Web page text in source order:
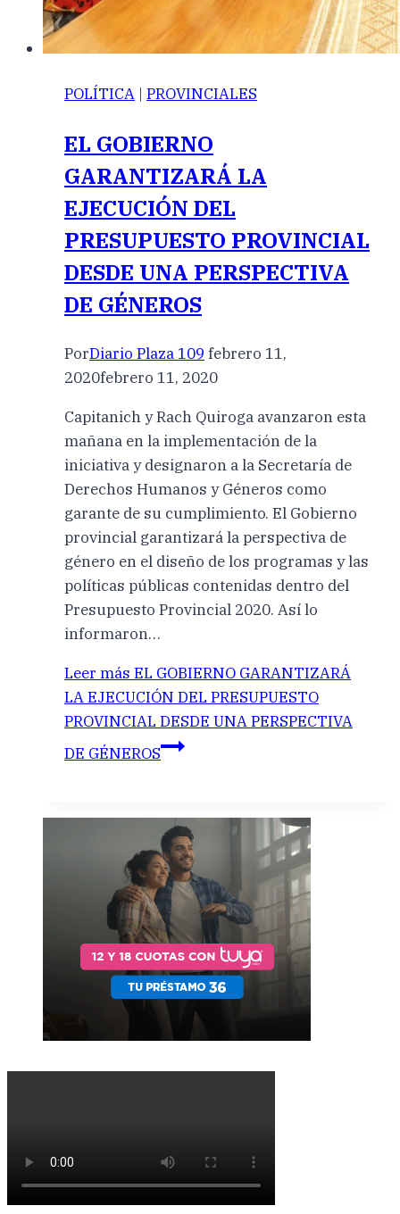
POLÍTICA | PROVINCIALES
EL GOBIERNO
GARANTIZARÁ LA
EJECUCIÓN DEL
PRESUPUESTO PROVINCIAL
DESDE UNA PERSPECTIVA
DE GÉNEROS
PorDiario Plaza 109 febrero 11,
2020febrero 11, 2020
Capitanich y Rach Quiroga avanzaron esta
mañana en la implementación de la
iniciativa y designaron a la Secretaría de
Derechos Humanos y Géneros como
garante de su cumplimiento. El Gobierno
provincial garantizará la perspectiva de
género en el diseño de los programas y las
políticas públicas contenidas dentro del
Presupuesto Provincial 2020. Así lo
informaron…
Leer más EL GOBIERNO GARANTIZARÁ
LA EJECUCIÓN DEL PRESUPUESTO
PROVINCIAL DESDE UNA PERSPECTIVA
DE GÉNEROS